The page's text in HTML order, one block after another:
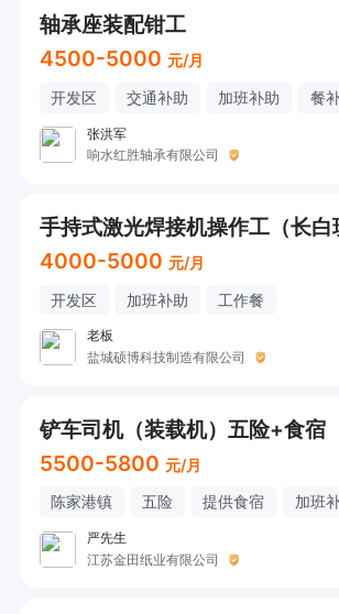
轴承座装配钳工
4500-5000 元/月
开发区 交通补助 加班补助 餐
张洪军
响水红胜轴承有限公司
手持式激光焊接机操作工（长白
4000-5000 元/月
开发区 加班补助 工作餐
老板
盐城硕博科技制造有限公司
铲车司机（装载机）五险+食宿
5500-5800 元/月
陈家港镇 五险 提供食宿 加班
严先生
江苏金田纸业有限公司